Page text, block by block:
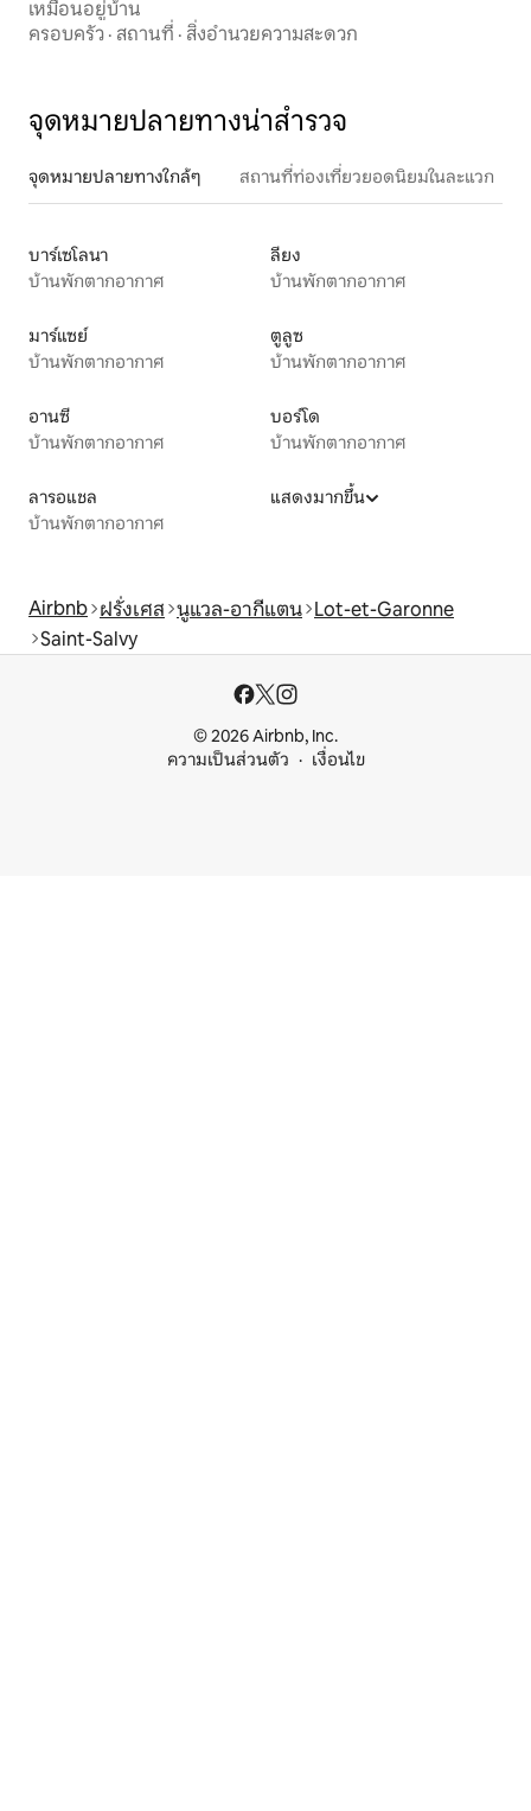
เหมือนอยู่บ้าน
ครอบครัว · สถานที่ · สิ่งอำนวยความสะดวก
จุดหมายปลายทางน่าสำรวจ
จุดหมายปลายทางใกล้ๆ สถานที่ท่องเที่ยวยอดนิยมในละแวก
บาร์เซโลนา
บ้านพักตากอากาศ
ลียง
บ้านพักตากอากาศ
มาร์แซย์
บ้านพักตากอากาศ
ตูลูซ
บ้านพักตากอากาศ
อานซี
บ้านพักตากอากาศ
บอร์โด
บ้านพักตากอากาศ
ลารอแชล
บ้านพักตากอากาศ
แสดงมากขึ้น
Airbnb ฝรั่งเศส นูแวล-อากีแตน Lot-et-Garonne
Saint-Salvy
© 2026 Airbnb, Inc.
ความเป็นส่วนตัว
เงื่อนไข